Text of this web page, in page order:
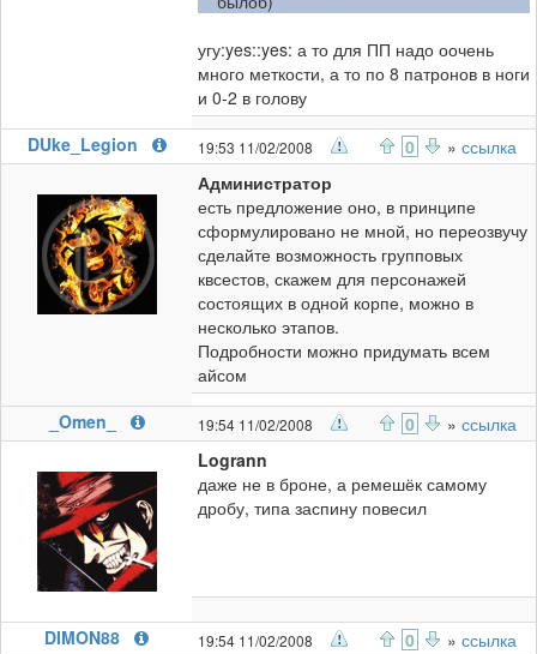
угу:yes::yes: а то для ПП надо оочень
много меткости, а то по 8 патронов в ноги
и 0-2 в голову
DUke_Legion
19:53 11/02/2008 0 » ссылка
Администратор
есть предложение оно, в принципе
сформулировано не мной, но переозвучу
сделайте возможность групповых
квсестов, скажем для персонажей
состоящих в одной корпе, можно в
несколько этапов.
Подробности можно придумать всем
айсом
_Omen_
19:54 11/02/2008 0 » ссылка
Logrann
даже не в броне, а ремешёк самому
дробу, типа заспину повесил
DIMON88 19:54 11/02/2008 0 » ссылка